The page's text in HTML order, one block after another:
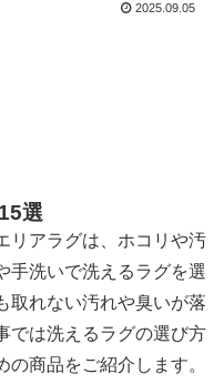
2025.09.05
選
リアラグは、ホコリや汚
手洗いで洗えるラグを選
取れない汚れや臭いが落
では洗えるラグの選び方
商品をご紹介します。